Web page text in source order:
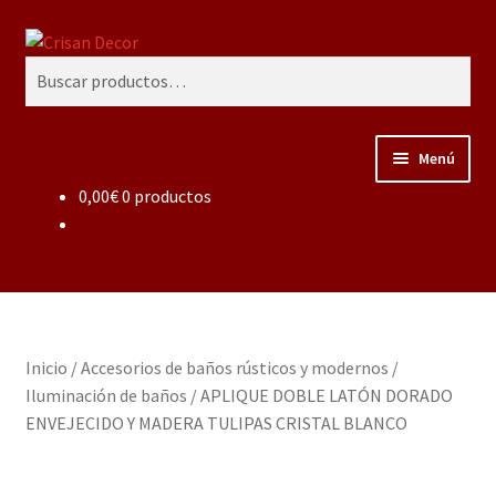
Ir
Ir
contenido
Buscar
Menú
Regalos infantiles, vajillas y canastillas bebé
Regalo personalizado, estuches copas grabadas, regalo
Accesorios de baños rústicos y modernos
0,00€0 productos
Inicio /Accesorios de baños rústicos y modernos /
Iluminación de baños /APLIQUE DOBLE LATÓN DORADO
ENVEJECIDO Y MADERA TULIPAS CRISTAL BLANCO